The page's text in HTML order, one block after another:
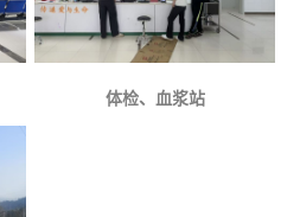
体检、血浆站